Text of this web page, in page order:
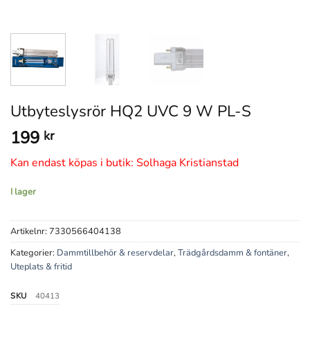
Utbyteslysrör HQ2 UVC 9 W PL-S
199 kr
Kan endast köpas i butik: Solhaga Kristianstad
I lager
Artikelnr: 7330566404138
Kategorier: Dammtillbehör & reservdelar,Trädgårdsdamm & fontäner,
Uteplats & fritid
SKU 40413